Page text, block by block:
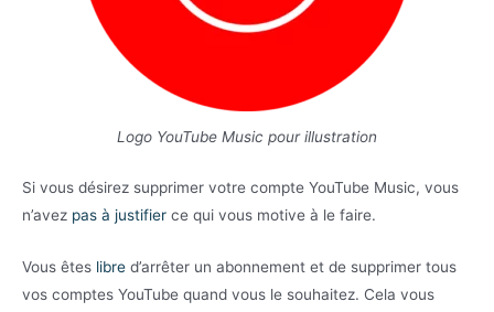
Logo YouTube Music pour illustration
Si vous désirez supprimer votre compte YouTube Music, vous
n’avez pas à justifier ce qui vous motive à le faire.
Vous êtes libre d’arrêter un abonnement et de supprimer tous
vos comptes YouTube quand vous le souhaitez. Cela vous